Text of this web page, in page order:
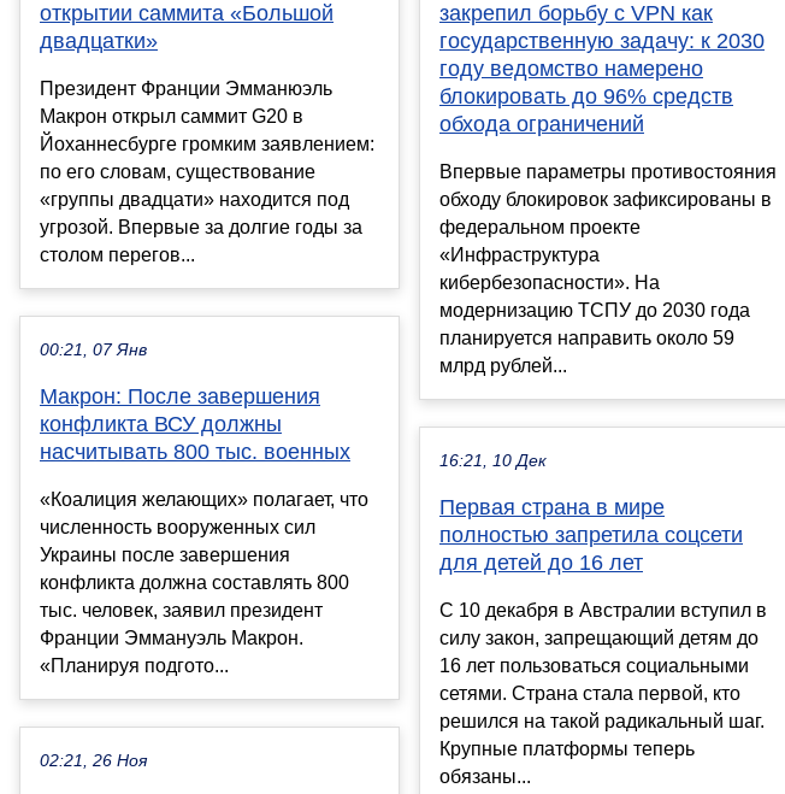
открытии саммита «Большой
двадцатки»
Президент Франции Эмманюэль
Макрон открыл саммит G20 в
Йоханнесбурге громким заявлением:
по его словам, существование
«группы двадцати» находится под
угрозой. Впервые за долгие годы за
столом перегов...
00:21, 07 Янв
Макрон: После завершения
конфликта ВСУ должны
насчитывать 800 тыс. военных
«Коалиция желающих» полагает, что
численность вооруженных сил
Украины после завершения
конфликта должна составлять 800
тыс. человек, заявил президент
Франции Эммануэль Макрон.
«Планируя подгото...
02:21, 26 Ноя
закрепил борьбу с VPN как
государственную задачу: к 2030
году ведомство намерено
блокировать до 96% средств
обхода ограничений
Впервые параметры противостояния
обходу блокировок зафиксированы в
федеральном проекте
«Инфраструктура
кибербезопасности». На
модернизацию ТСПУ до 2030 года
планируется направить около 59
млрд рублей...
16:21, 10 Дек
Первая страна в мире
полностью запретила соцсети
для детей до 16 лет
С 10 декабря в Австралии вступил в
силу закон, запрещающий детям до
16 лет пользоваться социальными
сетями. Страна стала первой, кто
решился на такой радикальный шаг.
Крупные платформы теперь
обязаны...